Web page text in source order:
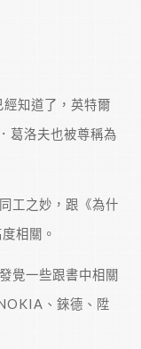
知道了，英特爾
葛洛夫也被尊稱為
工之妙，跟《為什
相關。
覺一些跟書中相關
、錸德、陞